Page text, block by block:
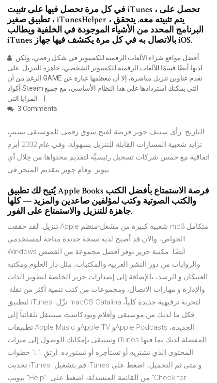
في كل مرة تحصل فيها على تثبيت iTunes ، تحصل على
تطبيق صغير ، iTunesHelper ، يتم تثبيته معه. يتحقق
البرنامج المحدد من الأشياء الموجودة في الخلفية ويطالب
iTunes بالاتصال به في كل مرة يكتشف فيها جهاز iOS.
لديها أيضًا قسمًا للألعاب الرقمية للكمبيوتر الشخصي، جاهزة للتنزيل. على
الرغم من أن GAME تقدم عناوين تنزيل مباشرة، إلا أن معظمها عبارة عن
أكواد Steam التي يمكنك استردادها على هذا النظام الأساسي، مع جميع
3 Comments
التاريخ. رأى ستيف جوبز فرصة لفتح سوق رقمي للموسيقى بسببِ
تزايد شعبية المسارات القابلة للتنزيل بسهولة، وفي عام 2002 أبرم
اتفاقية مع خمس شركات تسجيل رئيسيَّة لتقديم محتواها من خِلال آي
تيونز. وقام جوبز بتقديم المتجر في
يُتيح لك تطبيق Apple Books فرصة الاستمتاع بأفضل الكتب
والكتب الصوتية وكتب لمؤلفين صاعدين والمزيد — كلها
جاهزة للتنزيل والاستمتاع على الفور.
تنزيل. لقد حققت Apple شعبية كبيرة من مشغل-منظم mp3 متكامل
الخواص، والآن قد أصبح لديه نسخة جديدة متاحة لمستخدمي
Windows أيضًا. مكتبة جرير توفر أفضل مجموعة من القصص
والروايات من دور النشر العربية والمكتبات، مثل دار العلوم ومكتبة
العبيكان و الرشد، بالإضافة إلى إصدارات جرير الخاصة لتطوير الذات
والإدارة و مهارات الاتصال، ومجموعات من كتب تنمية أكثر من نقلة.
لتطبيق iTunes. نزّل macOS Catalina لتجربة ترفيهية جديدة كلياً،
فكل ما لديك من موسيقى وأفلام وبودكاست سينتقل تلقائياً إلى
تطبيقات Apple Music وApple TV وApple Podcasts الجديدة،
وسيبقى بإمكانك الوصول إلى ميزات iTunes المفضلة لديك بما فيها
المحتوى الذي تشتريه أو تستأجره أو تستورده. ارتقِ 1.1 خطوات
تحديث iTunes. قم بتشغيل iTunes و متى تم التحميل، اضغط على
تبويب "Help". من القائمة المنسدلة، اضغط على "Check for